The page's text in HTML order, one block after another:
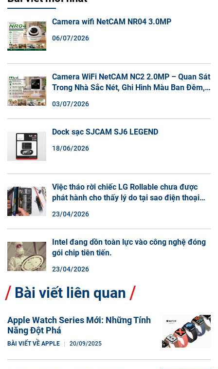
Camera wifi NetCAM NR04 3.0MP
06/07/2026
Camera WiFi NetCAM NC2 2.0MP – Quan Sát
Trong Nhà Sắc Nét, Ghi Hình Màu Ban Đêm,
03/07/2026
Dock sạc SJCAM SJ6 LEGEND
18/06/2026
Việc tháo rời chiếc LG Rollable chưa được
phát hành cho thấy lý do tại sao điện thoại
23/04/2026
Intel đang dồn toàn lực vào công nghệ đóng
gói chip tiên tiến.
23/04/2026
Bài viết liên quan
Apple Watch Series Mới: Những Tính
Năng Đột Phá
BÀI VIẾT VỀ APPLE 20/09/2025